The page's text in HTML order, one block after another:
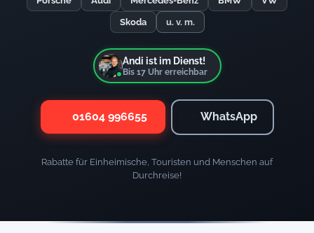
Skoda u. v. m.
Andi ist im Dienst!
Bis 17Uhr erreichbar
01604 996655 WhatsApp
Rabatte für Einheimische, Touristen und Menschen auf
Durchreise!